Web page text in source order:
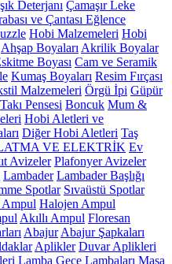
Deterjanı Çamaşır Leke
ve Çantası Eğlence
Hobi Malzemeleri Hobi
Ahşap Boyaları Akrilik Boyalar
Boyası Cam ve Seramik
Kumaş Boyaları Resim Fırçası
Malzemeleri Örgü İpi Güpür
Takı Pensesi Boncuk Mum &
Hobi Aletleri ve
Diğer Hobi Aletleri Taş
VE ELEKTRİK Ev
Avizeler Plafonyer Avizeler
Lambader Lambader Başlığı
Spotlar Sıvaüstü Spotlar
Halojen Ampul
Akıllı Ampul Floresan
Abajur Abajur Şapkaları
Aplikler Duvar Aplikleri
Lamba Gece Lambaları Masa